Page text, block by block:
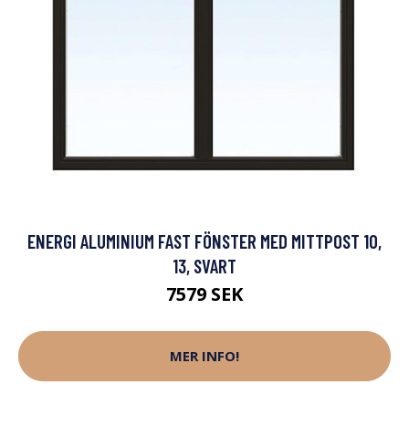
ENERGI ALUMINIUM FAST FÖNSTER MED MITTPOST 10,
13, SVART
7579 SEK
MER INFO!